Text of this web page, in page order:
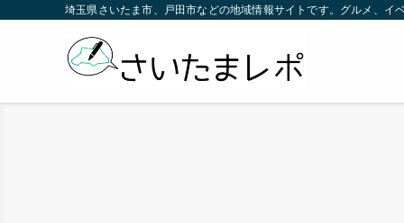
埼玉県さいたま市、戸田市などの地域情報サイトです。グルメ、